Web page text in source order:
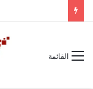
القائمة